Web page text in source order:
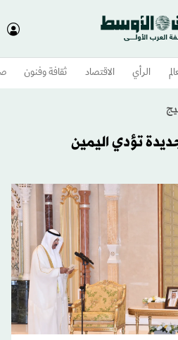
الرأي الاقتصاد ثقافة وفنون
تؤدي اليمين